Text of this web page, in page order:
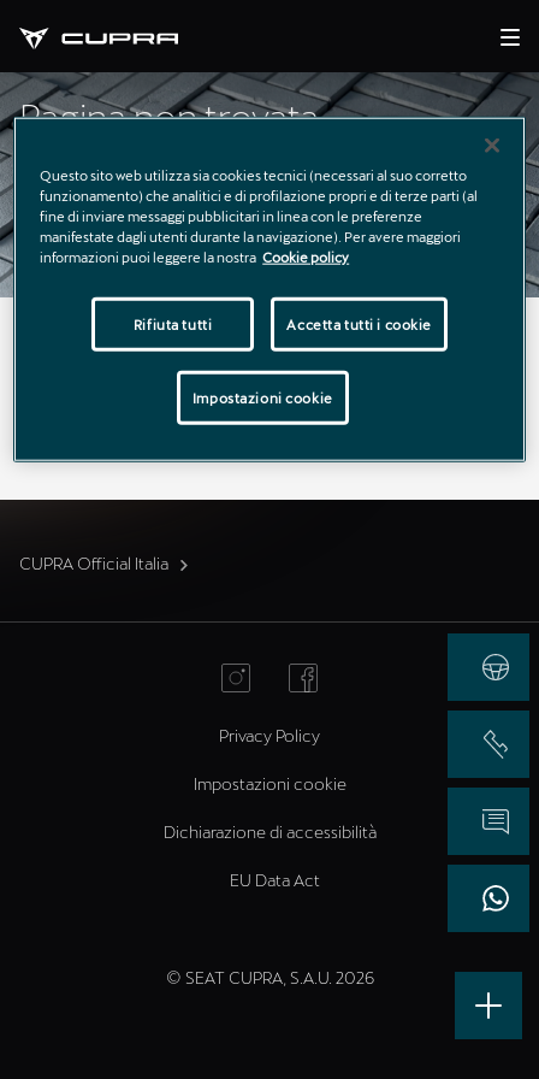
Pagina non trovata
La pagina richiesta non è stata trovata.
Puoi continuare a esplorare il sito usando il menù di
navigazione qui sopra.
CUPRA Official Italia
Privacy Policy
Impostazioni cookie
Dichiarazione di accessibilità
EU Data Act
© SEAT CUPRA, S.A.U. 2026
Questo sito web utilizza sia cookies tecnici (necessari al suo corretto
funzionamento) che analitici e di profilazione propri e di terze parti (al
fine di inviare messaggi pubblicitari in linea con le preferenze
manifestate dagli utenti durante la navigazione). Per avere maggiori
informazioni puoi leggere la nostra Cookie policy
Rifiuta tutti Accetta tutti i cookie
Impostazioni cookie